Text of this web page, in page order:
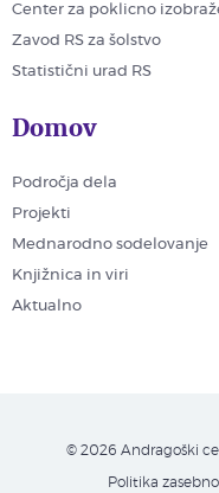
Center za poklicno
Zavod RS za šolstvo
Statistični urad RS
Domov
Področja dela
Projekti
Mednarodno sodelovanje
Knjižnica in viri
Aktualno
© 2026 Andragoški
Politika